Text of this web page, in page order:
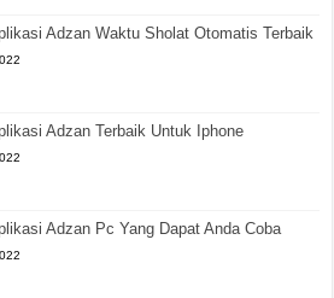
Adzan Waktu Sholat Otomatis Terbaik
Adzan Terbaik Untuk Iphone
Adzan Pc Yang Dapat Anda Coba